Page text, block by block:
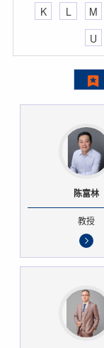
K
L M
U
陈富林
教授